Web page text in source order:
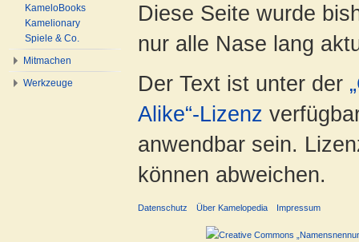
KameloBooks
Kamelionary
Spiele & Co.
Mitmachen
Werkzeuge
Diese Seite wurde
nur alle Nase lang
Der Text ist unter der
Alike“-Lizenz
anwendbar sein.
können abweichen.
Datenschutz Über Kamelopedia Impressum